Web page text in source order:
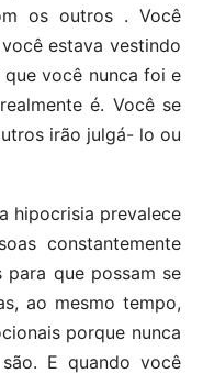
os outros . Você
estava vestindo
você nunca foi e
é. Você se
irão julgá- lo ou
hipocrisia prevalece
constantemente
para que possam se
ao mesmo tempo,
porque nunca
E quando você